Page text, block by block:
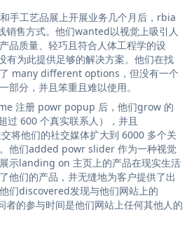
手工艺品展上开展业务几个月后，rbia
销售方式。他们wanted以视觉上吸引人
品质量、轻巧且符合人体工程学的设
有为此提供足够的解决方案。他们在找
many different options，但没有一个
部分，并且笨重且难以使用。
注册 powr popup 后，他们grow 的
过 600 个真实联系人），并且
将他们的社交媒体扩大到 6000 多个关
他们added powr slider 作为一种视觉
示landing on 主页上的产品在现实生活
他们的产品，并无缝地为客户提供了出
们discovered发现与他们网站上的
者的参与时间是他们网站上任何其他人的